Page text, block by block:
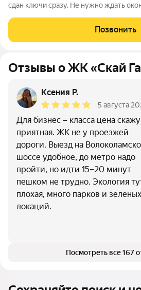
сдан ключи сразу. Не нужно ждать окончания строительства.
вывести квартиру в аренду. 2. White Box экономия времени и
денег. Все самые
Позвонить
Отзывы о ЖК «Скай
Ксения Р.
5 августа
Для бизнес – класса цена скажу
приятная. ЖК не у проезжей
дороги. Выезд на
шоссе удобное, до метро надо
пройти, но идти 15–20 минут
пешком не трудно. Экология
плохая, много парков и зеленых
локаций.
Посмотреть все 167